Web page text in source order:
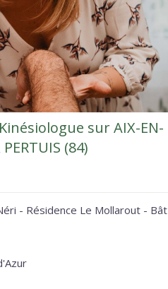
sur AIX-EN-
(84)
- Résidence Le Mollarout - Bât